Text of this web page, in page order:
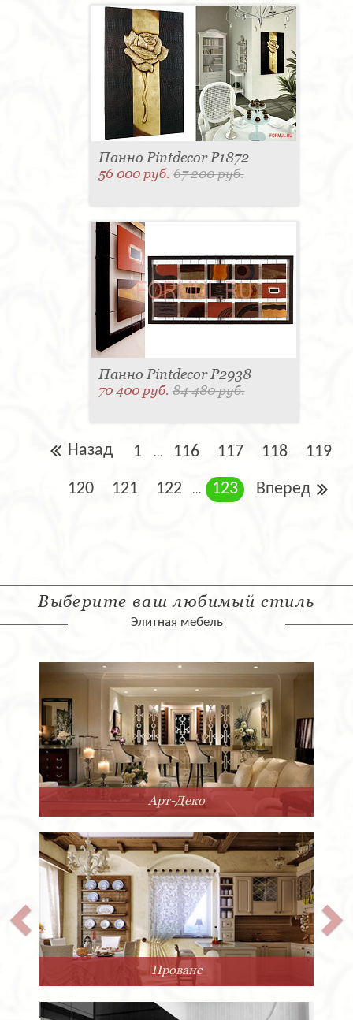
Панно Pintdecor P1872
56 000 руб.67 200 руб.
Панно Pintdecor P2938
70 400 руб.84 480 руб.
Назад 1 ... 116 117 118 119
120 121 122 ... 123 Вперед
Выберите ваш любимый стиль
Элитная мебель
Арт-Деко
Прованс